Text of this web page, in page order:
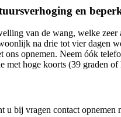
en
van de wang, welke
na drie tot vier dagen
ons opnemen. Neem óók
met hoge koorts (39 graden
u bij vragen contact